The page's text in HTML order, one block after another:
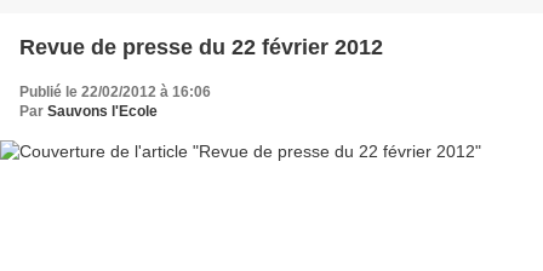
Revue de presse du 22 février 2012
Publié le 22/02/2012 à 16:06
Par Sauvons l'Ecole